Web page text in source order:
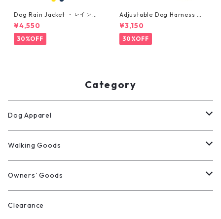
Dog Rain Jacket ・レインジ
ャケット・小型犬用 ・サイズ
S, M
¥4,550
30%OFF
Adjustable Dog Harness ・
小型犬用・ハーネス・サイズS
¥3,150
30%OFF
Category
Dog Apparel
ウィンターコート
レインウェア
パーカー
Walking Goods
リード・首輪・ハーネス
Milltown
マナー袋用ケース
Owners' Goods
トートバッグ
Clearance